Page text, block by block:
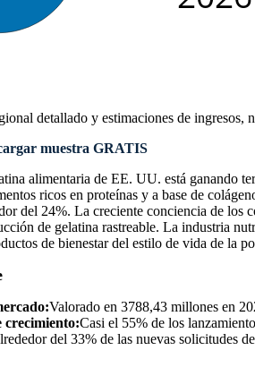
detallado y estimaciones de ingresos,
muestra GRATIS
alimentaria de EE. UU. está ganando
ricos en proteínas y a base de
del 24%. La creciente conciencia de los
de gelatina rastreable. La industria
de bienestar del estilo de vida de la
Valorado en 3788,43 millones en
crecimiento:Casi el 55% de los
del 33% de las nuevas solicitudes